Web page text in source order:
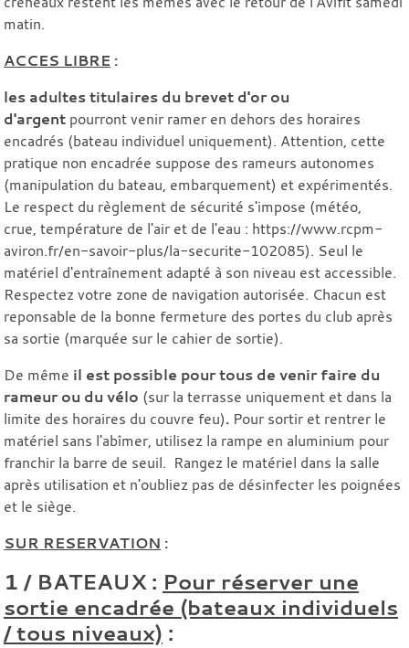
matin.
ACCES LIBRE :
les adultes titulaires du brevet d'or ou
d'argent pourront venir ramer en dehors des horaires
encadrés (bateau individuel uniquement). Attention, cette
pratique non encadrée suppose des rameurs autonomes
(manipulation du bateau, embarquement) et expérimentés.
Le respect du règlement de sécurité s'impose (météo,
crue, température de l'air et de l'eau : https://www.rcpm-
aviron.fr/en-savoir-plus/la-securite-102085). Seul le
matériel d'entraînement adapté à son niveau est accessible.
Respectez votre zone de navigation autorisée. Chacun est
reponsable de la bonne fermeture des portes du club après
sa sortie (marquée sur le cahier de sortie).
De même il est possible pour tous de venir faire du
rameur ou du vélo (sur la terrasse uniquement et dans la
limite des horaires du couvre feu). Pour sortir et rentrer le
matériel sans l'abîmer, utilisez la rampe en aluminium pour
franchir la barre de seuil. Rangez le matériel dans la salle
après utilisation et n'oubliez pas de désinfecter les poignées
et le siège.
SUR RESERVATION :
1 / BATEAUX : Pour réserver une
sortie encadrée (bateaux individuels
/ tous niveaux) :